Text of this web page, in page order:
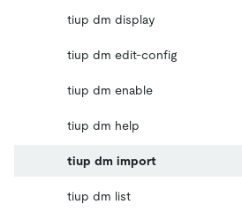
tiup dm display
tiup dm edit-config
tiup dm enable
tiup dm help
tiup dm import
tiup dm list